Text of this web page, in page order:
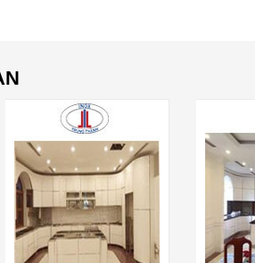
hiểu cách nấu phở gà NGON
ĐẬM ĐÀ - ĐƠN GIẢN
Nguyễn Văn Thành
21/ 04/ 2025
phở gà thơm ngon, đậm đà,
Cách
CỰC
được
21/